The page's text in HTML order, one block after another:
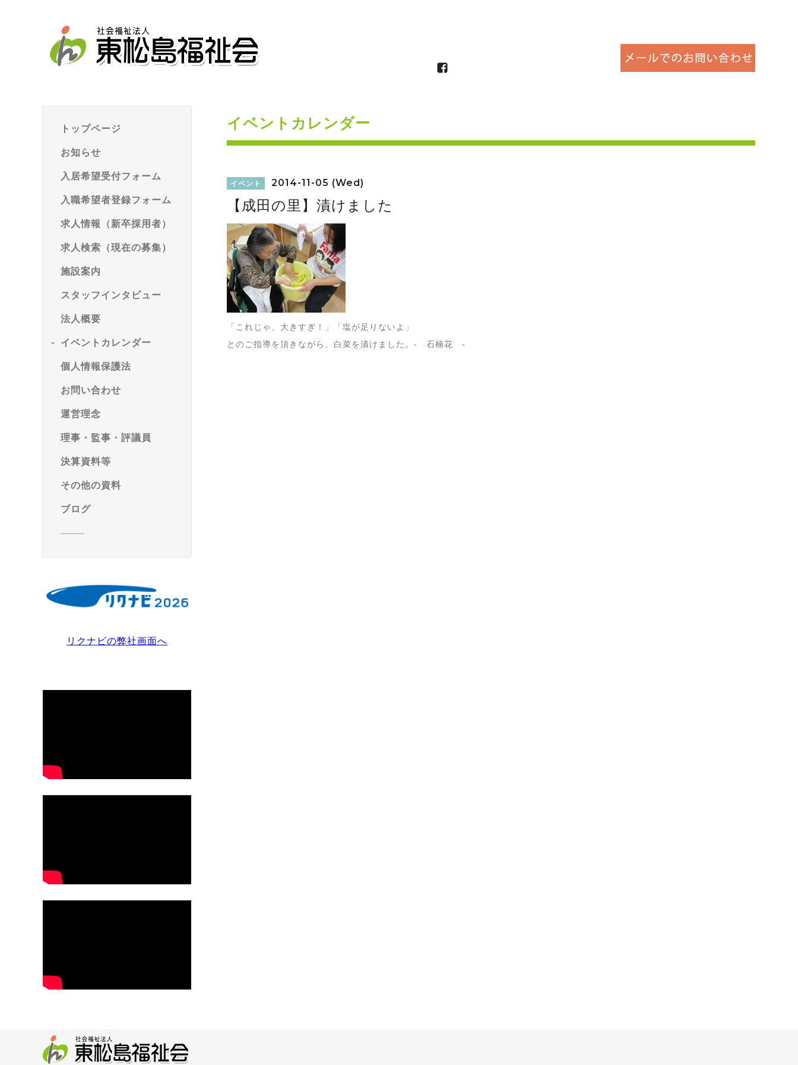
トップページ
お知らせ
入居希望受付フォーム
入職希望者登録フォーム
求人情報（新卒採用者）
求人検索（現在の募集）
施設案内
スタッフインタビュー
法人概要
イベントカレンダー
個人情報保護法
お問い合わせ
運営理念
理事・監事・評議員
決算資料等
その他の資料
ブログ
リクナビの弊社画面へ
イベントカレンダー
イベント 2014-11-05 (Wed)
【成田の里】漬けました
「これじゃ、大きすぎ！」「塩が足りないよ」
とのご指導を頂きながら、白菜を漬けました。- 石楠花 -